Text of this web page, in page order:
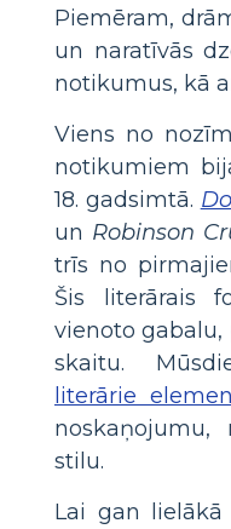
Piemēram,
un naratīvās
notikumus, kā
Viens no
notikumiem
18. gadsimtā.
un Robinson
trīs no
Šis literārais
vienoto gabalu,
skaitu.
literārie
stilu.
Lai gan